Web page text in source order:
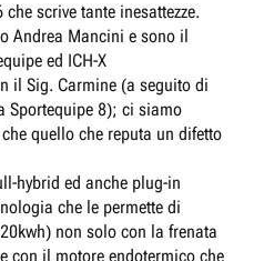
scrive tante inesattezze.
Andrea Mancini e sono il
ed ICH-X
il Sig. Carmine (a seguito di
Sportequipe 8); ci siamo
quello che reputa un difetto
hybrid ed anche plug-in
che le permette di
non solo con la frenata
con il motore endotermico che